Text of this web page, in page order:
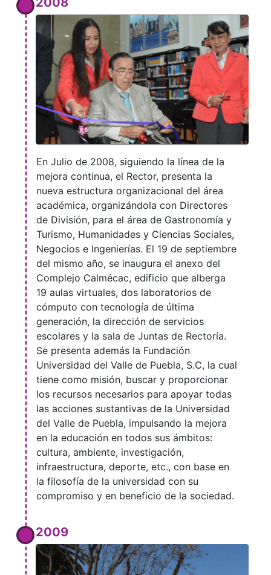
En Julio de 2008, siguiendo la línea de la
mejora continua, el Rector, presenta la
nueva estructura organizacional del área
académica, organizándola con Directores
de División, para el área de Gastronomía y
Turismo, Humanidades y Ciencias Sociales,
Negocios e Ingenierías. El 19 de septiembre
del mismo año, se inaugura el anexo del
Complejo Calmécac, edificio que alberga
19 aulas virtuales, dos laboratorios de
cómputo con tecnología de última
generación, la dirección de servicios
escolares y la sala de Juntas de Rectoría.
Se presenta además la Fundación
Universidad del Valle de Puebla, S.C, la cual
tiene como misión, buscar y proporcionar
los recursos necesarios para apoyar todas
las acciones sustantivas de la Universidad
del Valle de Puebla, impulsando la mejora
en la educación en todos sus ámbitos:
cultura, ambiente, investigación,
infraestructura, deporte, etc., con base en
la filosofía de la universidad con su
compromiso y en beneficio de la sociedad.
2009